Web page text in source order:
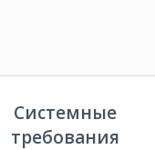
Системные
требования